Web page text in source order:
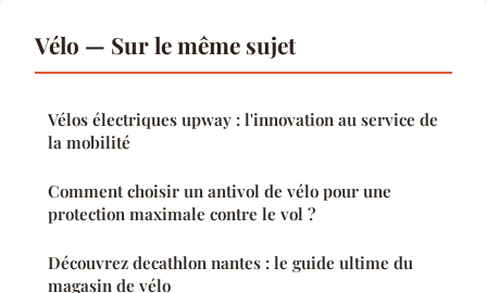
Vélo — Sur le même sujet
Vélos électriques upway : l'innovation au service de
la mobilité
Comment choisir un antivol de vélo pour une
protection maximale contre le vol ?
Découvrez decathlon nantes : le guide ultime du
magasin de vélo